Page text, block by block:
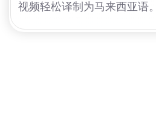
视频轻松译制为马来西亚语。